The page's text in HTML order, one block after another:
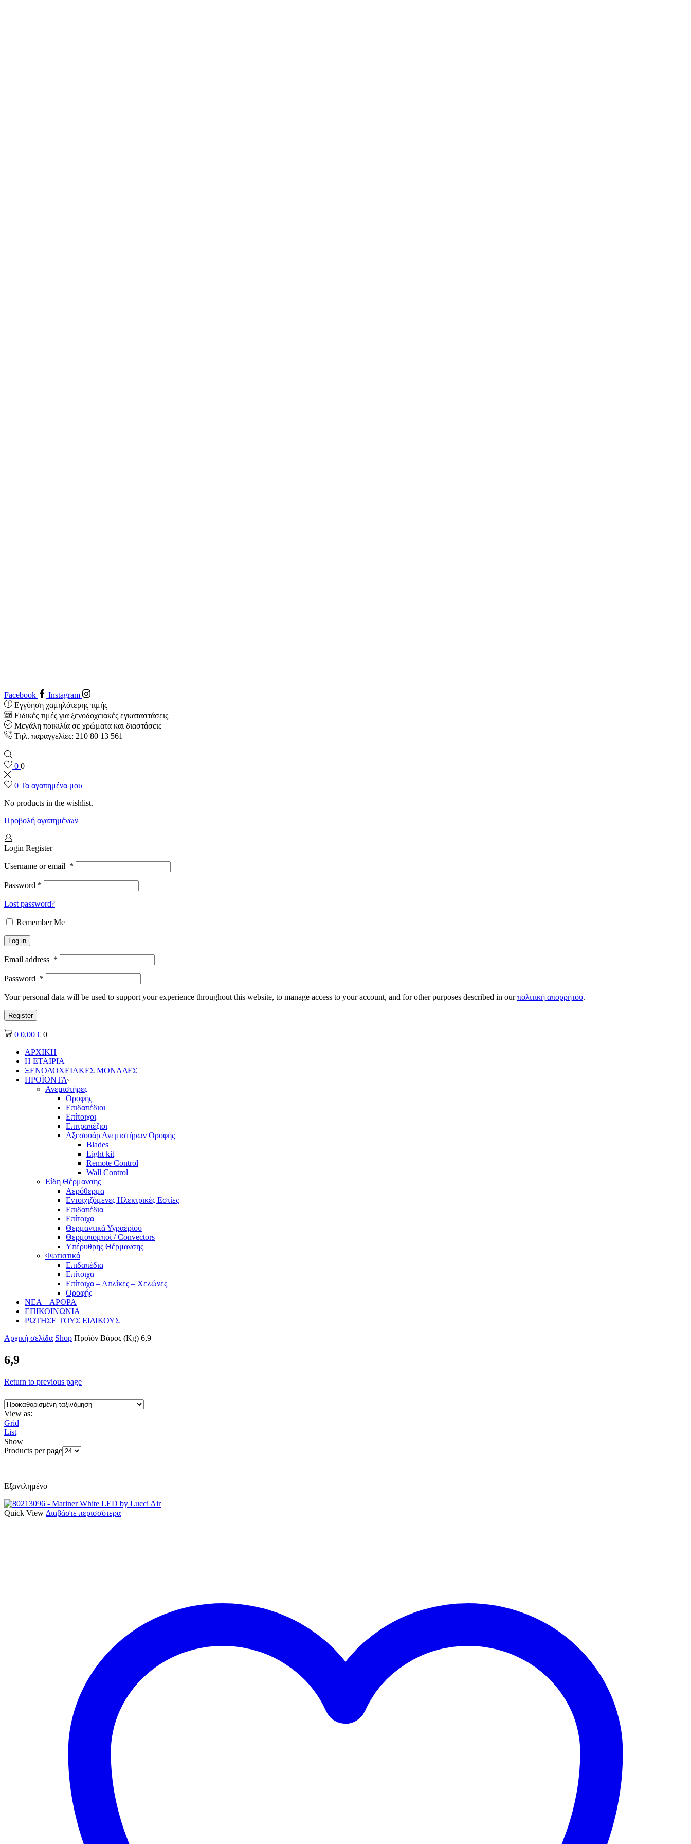
Facebook
Instagram
Εγγύηση χαμηλότερης τιμής
Ειδικές τιμές για ξενοδοχειακές εγκαταστάσεις
Μεγάλη ποικιλία σε χρώματα και διαστάσεις
Τηλ. παραγγελίες: 210 80 13 561
0 0
0 Τα αγαπημένα μου
No products in the wishlist.
Προβολή αγαπημένων
Login Register
Username or email *
Password *
Lost password?
Remember Me
Log in
Email address *
Password *
Your personal data will be used to support your experience throughout this website, to manage access to your account, and for other purposes described in ourπολιτική απορρήτου.
Register
0 0,00 € 0
ΑΡΧΙΚΗ
Η ΕΤΑΙΡΙΑ
ΞΕΝΟΔΟΧΕΙΑΚΕΣ ΜΟΝΑΔΕΣ
ΠΡΟΪΟΝΤΑ
Ανεμιστήρες
Οροφής
Επιδαπέδιοι
Επίτοιχοι
Επιτραπέζιοι
Αξεσουάρ Ανεμιστήρων Οροφής
Blades
Light kit
Remote Control
Wall Control
Είδη Θέρμανσης
Αερόθερμα
Εντοιχιζόμενες Ηλεκτρικές Εστίες
Επιδαπέδια
Επίτοιχα
Θερμαντικά Υγραερίου
Θερμοπομποί / Convectors
Υπέρυθρης Θέρμανσης
Φωτιστικά
Επιδαπέδια
Επίτοιχα
Επίτοιχα – Απλίκες – Χελώνες
Οροφής
ΝΕΑ – ΑΡΘΡΑ
ΕΠΙΚΟΙΝΩΝΙΑ
ΡΩΤΗΣΕ ΤΟΥΣ ΕΙΔΙΚΟΥΣ
Αρχική σελίδα Shop Προϊόν Βάρος (Kg) 6,9
6,9
Return to previous page
View as:
Grid
List
Show
Products per page
Εξαντλημένο
Quick View Διαβάστε περισσότερα